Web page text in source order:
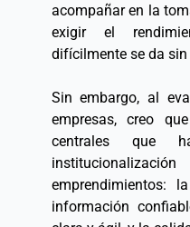
acompañar en la
exigir el
difícilmente se da
Sin embargo, al
empresas, creo
centrales que
emprendimientos:
información